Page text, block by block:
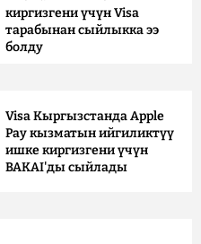
киргизгени үчүн Visa
тарабынан сыйлыкка ээ
болду
Visa Кыргызстанда Apple
Pay кызматын ийгиликтүү
ишке киргизгени үчүн
BAKAI'ды сыйлады